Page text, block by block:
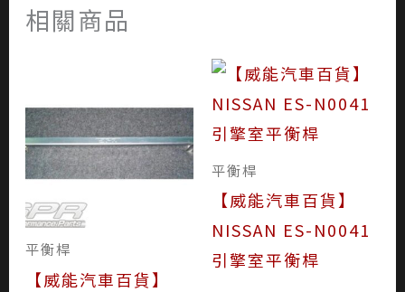
相關商品
平衡桿
【威能汽車百貨】
平衡桿
【威能汽車百貨】
NISSAN ES-N0041
引擎室平衡桿